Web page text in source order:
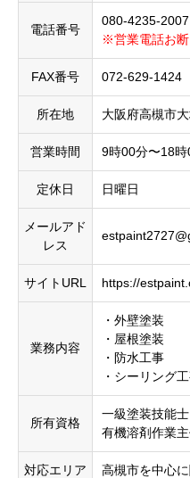
電話番号
080-4235-2007
※営業電話お
FAX番号 072-629-1424
所在地 大阪府高槻市
営業時間 9時00分〜18
定休日 日曜日
メールアド
レス
サイトURL https://
業務内容
・外壁塗装
・屋根塗装
・防水工事
・シーリング
所有資格
一級塗装技能
有機溶剤作業
対応エリア 高槻市を中心